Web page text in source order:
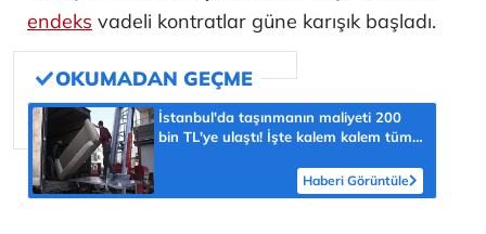
endeks vadeli kontratlar güne karışık başladı.
İstanbul'da taşınmanın maliyeti 200
bin TL'ye ulaştı! İşte kalem kalem tüm
Haberi Görüntüle